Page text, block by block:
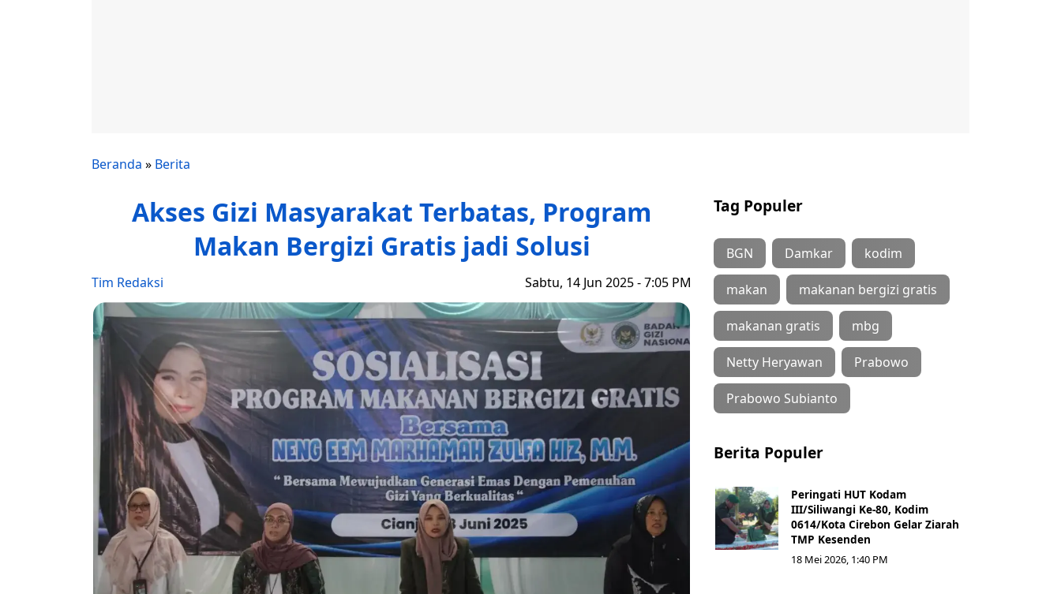
Beranda » Berita
Akses Gizi Masyarakat Terbatas, Program
Makan Bergizi Gratis jadi Solusi
Tim Redaksi Sabtu, 14 Jun 2025 - 7:05 PM
Tag Populer
BGN Damkar kodim
makan makanan bergizi gratis
makanan gratis mbg
Netty Heryawan Prabowo
Prabowo Subianto
Berita Populer
Peringati HUT Kodam
III/Siliwangi Ke-80, Kodim
0614/Kota Cirebon Gelar Ziarah
TMP Kesenden
18 Mei 2026, 1:40 PM